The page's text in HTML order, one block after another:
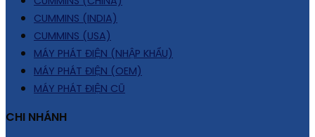
CUMMINS (INDIA)
CUMMINS (USA)
MÁY PHÁT ĐIỆN (NHẬP KHẨU)
MÁY PHÁT ĐIỆN (OEM)
MÁY PHÁT ĐIỆN CŨ
CHI NHÁNH